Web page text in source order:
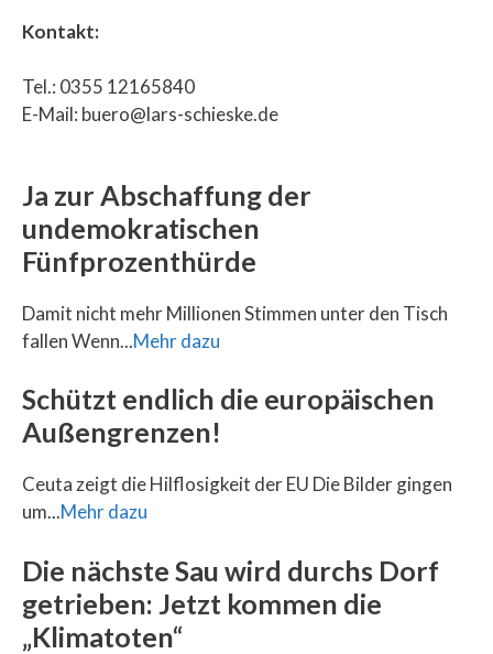
Kontakt:
Tel.: 0355 12165840
E-Mail: buero@lars-schieske.de
Ja zur Abschaffung der
undemokratischen
Fünfprozenthürde
Damit nicht mehr Millionen Stimmen unter den Tisch
fallen Wenn...Mehr dazu
Schützt endlich die europäischen
Außengrenzen!
Ceuta zeigt die Hilflosigkeit der EU Die Bilder gingen
um...Mehr dazu
Die nächste Sau wird durchs Dorf
getrieben: Jetzt kommen die
„Klimatoten“